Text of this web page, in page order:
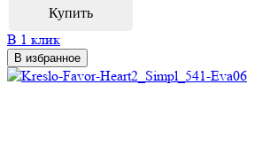
В 1 клик
В избранное